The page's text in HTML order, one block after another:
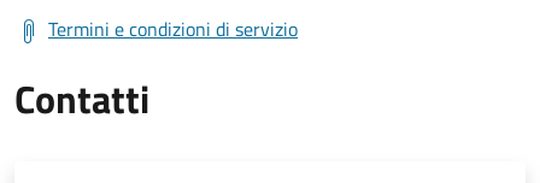
Termini e condizioni di servizio
Contatti